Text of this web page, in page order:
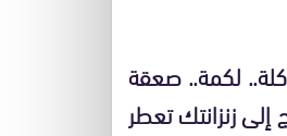
لكمة.. صعقة
زنزانتك تعطر